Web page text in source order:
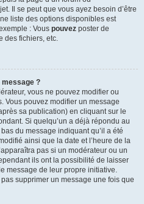
Il se peut que vous ayez besoin d’être
liste des options disponibles est
: Vous pouvez poster de
des fichiers, etc.
?
vous ne pouvez modifier ou
Vous pouvez modifier un message
sa publication) en cliquant sur le
Si quelqu’un a déjà répondu au
du message indiquant qu’il a été
ainsi que la date et l’heure de la
pas si un modérateur ou un
ils ont la possibilité de laisser
message de leur propre initiative.
supprimer un message une fois que